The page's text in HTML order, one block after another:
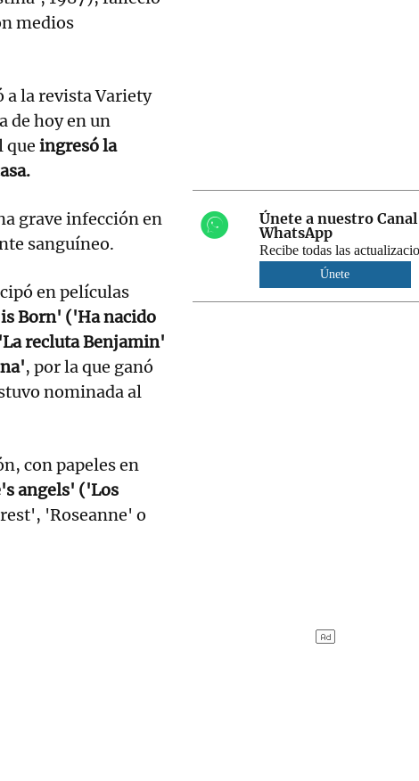
medios
a la revista Variety
de hoy en un
que ingresó la
grave infección en
sanguíneo.
en películas
Born' ('Ha nacido
recluta Benjamin'
, por la que ganó
nominada al
con papeles en
angels' ('Los
'Roseanne' o
Únete a nuestro Canal
WhatsApp
Recibe todas las
Únete